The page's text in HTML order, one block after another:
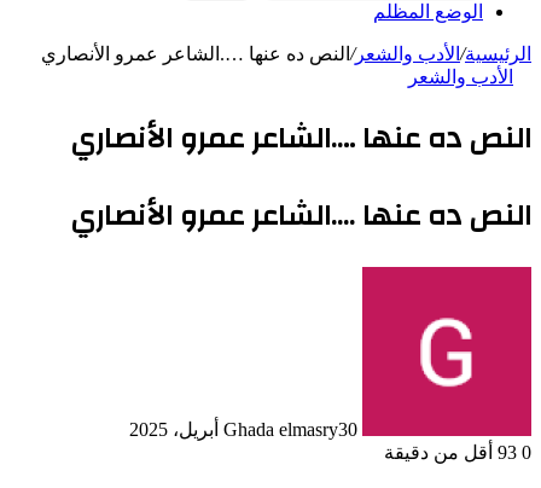
الوضع المظلم
الرئيسية/ الأدب والشعر/ النص ده عنها ….الشاعر عمرو الأنصاري
الأدب والشعر
النص ده عنها ….الشاعر عمرو الأنصاري
النص ده عنها ....الشاعر عمرو الأنصاري
Ghada elmasry30 أبريل، 2025
0
أقل من دقيقة